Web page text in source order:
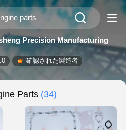
Precision Manufacturing
確認された製造者
Parts (34)